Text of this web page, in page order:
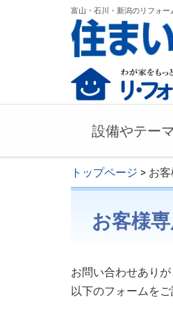
富山・石川・新潟のリフォ
設備やテー
トップページ > お
お客様
お問い合わせありが
以下のフォームをご